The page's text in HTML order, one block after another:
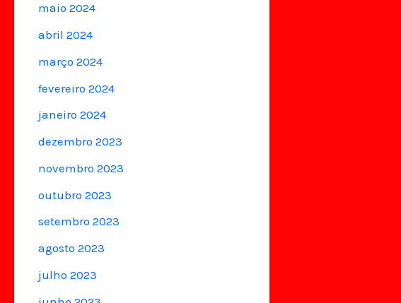
maio 2024
abril 2024
março 2024
fevereiro 2024
janeiro 2024
dezembro 2023
novembro 2023
outubro 2023
setembro 2023
agosto 2023
julho 2023